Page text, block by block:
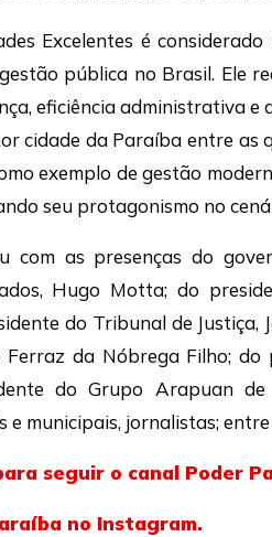
Excelentes é
pública no Brasil. Ele
eficiência administrativa e
cidade da Paraíba entre as
exemplo de gestão
seu protagonismo no
com as presenças do
Hugo Motta; do
do Tribunal de
Ferraz da Nóbrega Filho;
do Grupo Arapuan de
e municipais, jornalistas;
seguir o canal Poder
no Instagram.